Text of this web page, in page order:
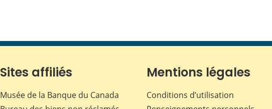
Sites affiliés
Musée de la Banque du Canada
Mentions légales
Conditions d’utilisation